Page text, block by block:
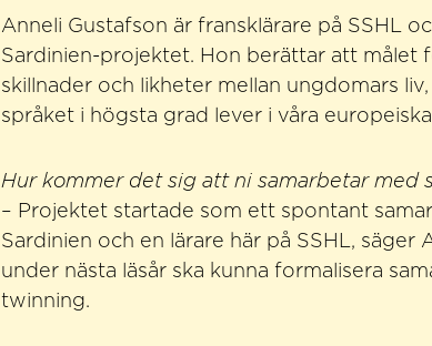
Anneli Gustafson är fransklärare på SSHL
Sardinien-projektet. Hon berättar att målet
skillnader och likheter mellan ungdomars
språket i högsta grad lever i våra
Hur kommer det sig att ni samarbetar med
– Projektet startade som ett spontant
Sardinien och en lärare här på SSHL,
under nästa läsår ska kunna formalisera
twinning.